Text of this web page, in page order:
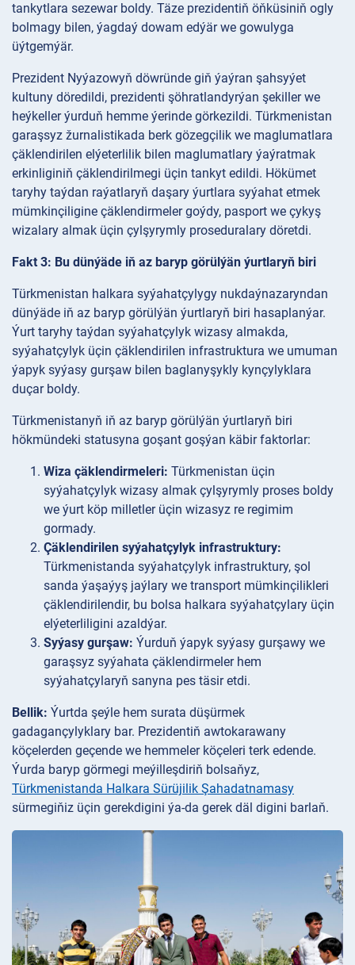
tankytlara sezewar boldy. Täze prezidentiň öňküsiniň ogly
bolmagy bilen, ýagdaý dowam edýär we gowulyga
üýtgemýär.
Prezident Nyýazowyň döwründe giň ýaýran şahsyýet
kultuny döredildi, prezidenti şöhratlandyrýan şekiller we
heýkeller ýurduň hemme ýerinde görkezildi. Türkmenistan
garaşsyz žurnalistikada berk gözegçilik we maglumatlara
çäklendirilen elýeterlilik bilen maglumatlary ýaýratmak
erkinliginiň çäklendirilmegi üçin tankyt edildi. Hökümet
taryhy taýdan raýatlaryň daşary ýurtlara syýahat etmek
mümkinçiligine çäklendirmeler goýdy, pasport we çykyş
wizalary almak üçin çylşyrymly proseduralary döretdi.
Fakt 3: Bu dünýäde iň az baryp görülýän ýurtlaryň biri
Türkmenistan halkara syýahatçylygy nukdaýnazaryndan
dünýäde iň az baryp görülýän ýurtlaryň biri hasaplanýar.
Ýurt taryhy taýdan syýahatçylyk wizasy almakda,
syýahatçylyk üçin çäklendirilen infrastruktura we umuman
ýapyk syýasy gurşaw bilen baglanyşykly kynçylyklara
duçar boldy.
Türkmenistanyň iň az baryp görülýän ýurtlaryň biri
hökmündeki statusyna goşant goşýan käbir faktorlar:
Wiza çäklendirmeleri: Türkmenistan üçin
syýahatçylyk wizasy almak çylşyrymly proses boldy
we ýurt köp milletler üçin wizasyz re regimim
gormady.
Çäklendirilen syýahatçylyk infrastruktury:
Türkmenistanda syýahatçylyk infrastruktury, şol
sanda ýaşaýyş jaýlary we transport mümkinçilikleri
çäklendirilendir, bu bolsa halkara syýahatçylary üçin
elýeterliligini azaldýar.
Syýasy gurşaw: Ýurduň ýapyk syýasy gurşawy we
garaşsyz syýahata çäklendirmeler hem
syýahatçylaryň sanyna pes täsir etdi.
Bellik: Ýurtda şeýle hem surata düşürmek
gadagançylyklary bar. Prezidentiň awtokarawany
köçelerden geçende we hemmeler köçeleri terk edende.
Ýurda baryp görmegi meýilleşdiriň bolsaňyz,
Türkmenistanda Halkara Sürüjilik Şahadatnamasy
sürmegiňiz üçin gerekdigini ýa-da gerek däl digini barlaň.